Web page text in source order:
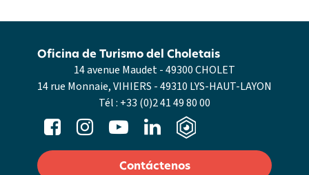
14 avenue Maudet - 49300 CHOLET
14 rue Monnaie, VIHIERS - 49310 LYS-HAUT-LAYON
Tél : +33 (0)2 41 49 80 00
Oficina de Turismo del Choletais
Contáctenos